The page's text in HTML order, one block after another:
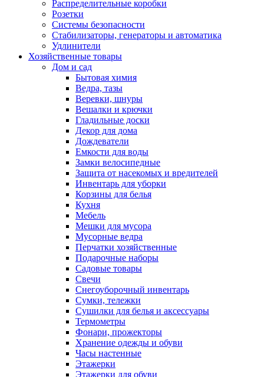
Распределительные коробки
Розетки
Системы безопасности
Стабилизаторы, генераторы и автоматика
Удлинители
Хозяйственные товары
Дом и сад
Бытовая химия
Ведра, тазы
Веревки, шнуры
Вешалки и крючки
Гладильные доски
Декор для дома
Дождеватели
Емкости для воды
Замки велосипедные
Защита от насекомых и вредителей
Инвентарь для уборки
Корзины для белья
Кухня
Мебель
Мешки для мусора
Мусорные ведра
Перчатки хозяйственные
Подарочные наборы
Садовые товары
Свечи
Снегоуборочный инвентарь
Сумки, тележки
Сушилки для белья и аксессуары
Термометры
Фонари, прожекторы
Хранение одежды и обуви
Часы настенные
Этажерки
Этажерки для обуви